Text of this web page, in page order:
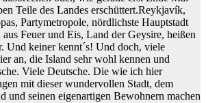
Teile des Landes erschüttert.Reykjavík,
Partymetropole, nördlichste Hauptstadt
Feuer und Eis, Land der Geysire, heißen
Und keiner kennt´s! Und doch, viele
an, die Island sehr wohl kennen und
Viele Deutsche. Die wie ich hier
mit dieser wundervollen Stadt, dem
und seinen eigenartigen Bewohnern machen